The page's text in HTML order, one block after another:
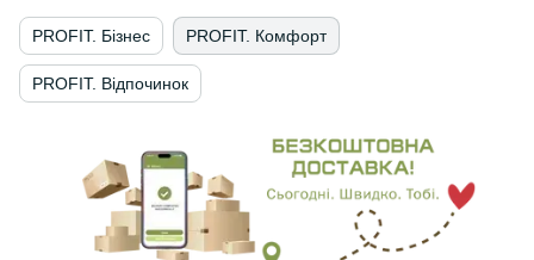
PROFIT. Бізнес PROFIT. Комфорт
PROFIT. Відпочинок